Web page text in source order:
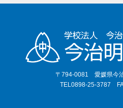
〒794-0081 愛媛県今
TEL0898-25-3787